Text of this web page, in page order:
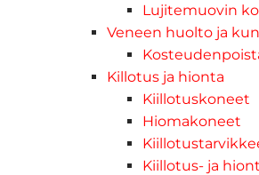
Lujitemuovin
Veneen huolto ja
Killotus ja hionta
Kiillotuskoneet
Hiomakoneet
Kiillotus- ja